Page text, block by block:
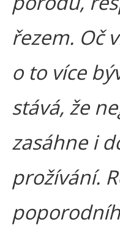
řezem. Oč
o to více
stává, že
zasáhne i
prožívání.